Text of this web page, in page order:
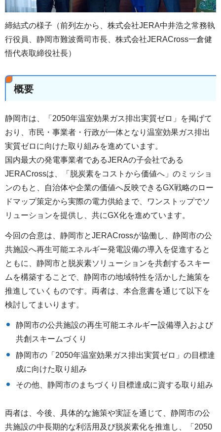
締結式の様子（前列左から、株式会社JERA中井浩之常務執
行役員、静岡市難波喬司市長、株式会社JERACross一倉健
悟代表取締役社長）
概要
静岡市は、「2050年温室効果ガス排出実質ゼロ」を掲げて
おり、市民・事業者・行政が一体となり温室効果ガス排出
実質ゼロに向けた取り組みを進めています。
国内最大の発電事業者であるJERAの子会社である
JERACrossは、「脱炭素をコストから価値へ」のミッショ
ンのもと、自治体や企業の価値へ反映できるGX戦略のロー
ドマップ策定から実際の電力供給まで、ワンストップでソ
リューションを提供し、共にGX化を進めています。
今回の合意は、静岡市とJERACrossが協働し、静岡市の公
共施設へ再生可能エネルギー発電設備の導入を促進すると
ともに、静岡市と脱炭素ソリューションを共創するスキー
ムを構築することで、静岡市の地域特性を活かした施策を
推進していくものです。両者は、本合意書を通じて以下を
検討してまいります。
静岡市の公共施設の再生可能エネルギー設備導入および
共創スキームづくり
静岡市の「2050年温室効果ガス排出実質ゼロ」の目標達
成に向けた取り組み
その他、静岡市のまちづくり目標達成に資する取り組み
両者は、今後、具体的な施策や実証を通じて、静岡市の公
共施設の中長期的な利活用及び脱炭素化を推進し、「2050